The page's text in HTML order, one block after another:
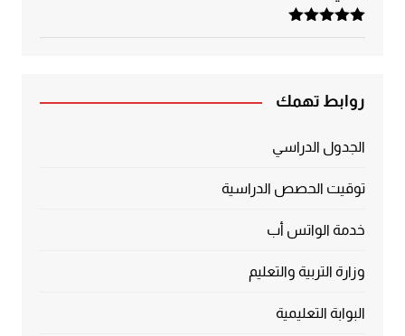
تم التقييم
روابط تهمك
الجدول الدراسي
توقيت الحصص الدراسية
خدمة الواتس أب
وزارة التربية والتعليم
البوابة التعليمية